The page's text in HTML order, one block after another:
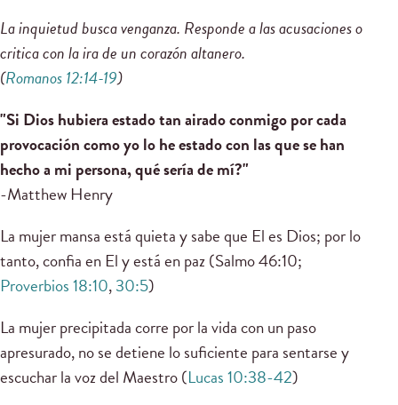
La inquietud busca venganza. Responde a las acusaciones o
critica con la ira de un corazón altanero.
(Romanos 12:14-19)
"Si Dios hubiera estado tan airado conmigo por cada
provocación como yo lo he estado con las que se han
hecho a mi persona, qué sería de mí?"
-Matthew Henry
La mujer mansa está quieta y sabe que El es Dios; por lo
tanto, confia en El y está en paz (Salmo 46:10;
Proverbios 18:10,30:5)
La mujer precipitada corre por la vida con un paso
apresurado, no se detiene lo suficiente para sentarse y
escuchar la voz del Maestro (Lucas 10:38-42)